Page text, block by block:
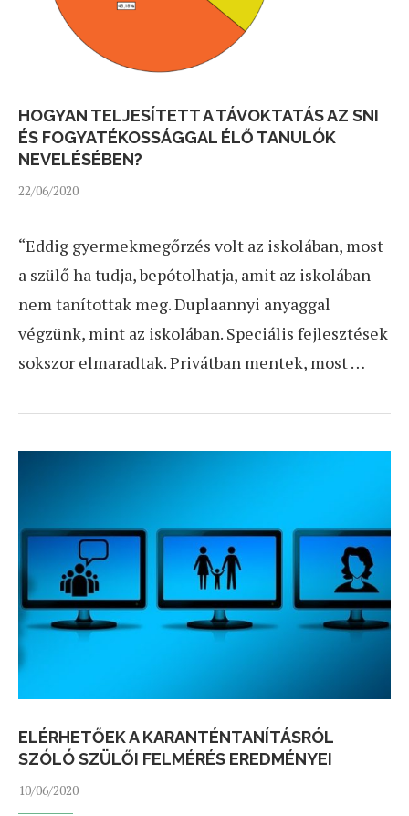
HOGYAN TELJESÍTETT A TÁVOKTATÁS AZ SNI
ÉS FOGYATÉKOSSÁGGAL ÉLŐ TANULÓK
NEVELÉSÉBEN?
22/06/2020
“Eddig gyermekmegőrzés volt az iskolában, most
a szülő ha tudja, bepótolhatja, amit az iskolában
nem tanítottak meg. Duplaannyi anyaggal
végzünk, mint az iskolában. Speciális fejlesztések
sokszor elmaradtak. Privátban mentek, most …
ELÉRHETŐEK A KARANTÉNTANÍTÁSRÓL
SZÓLÓ SZÜLŐI FELMÉRÉS EREDMÉNYEI
10/06/2020